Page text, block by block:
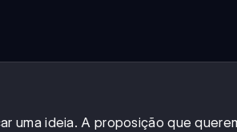
uma ideia. A proposição que